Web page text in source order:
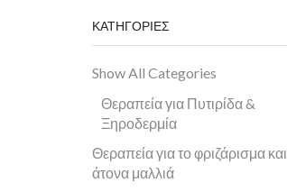
ΚΑΤΗΓΟΡΊΕΣ
Show All Categories
Θεραπεία για Πυτιρίδα &
Ξηροδερμία
Θεραπεία για το φριζάρισμα και
άτονα μαλλιά